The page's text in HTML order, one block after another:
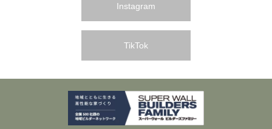
Instagram
TikTok